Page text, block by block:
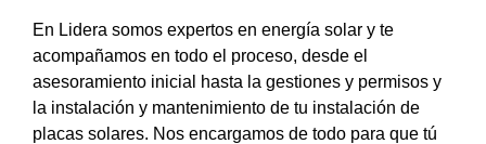
En Lidera somos expertos en energía solar y te
acompañamos en todo el proceso, desde el
asesoramiento inicial hasta la gestiones y permisos y
la instalación y mantenimiento de tu instalación de
placas solares. Nos encargamos de todo para que tú